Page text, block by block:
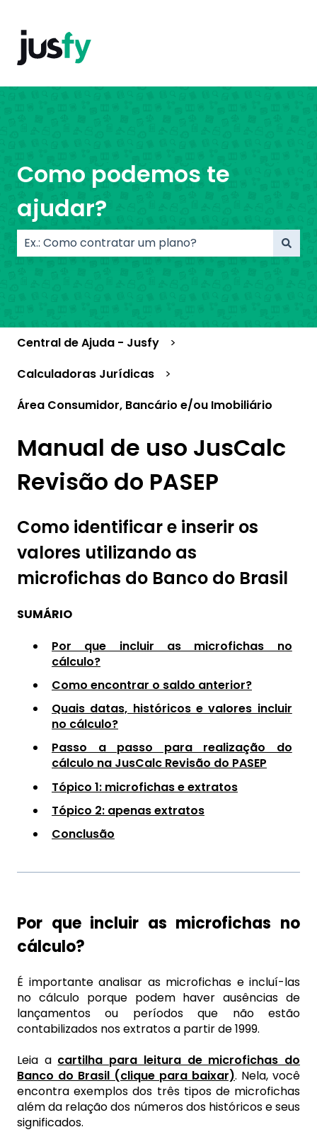
Como podemos te
ajudar?
Central de Ajuda - Jusfy
Calculadoras Jurídicas
Área Consumidor, Bancário e/ou Imobiliário
Manual de uso JusCalc
Revisão do PASEP
Como identificar e inserir os
valores utilizando as
microfichas do Banco do Brasil
SUMÁRIO
Por que incluir as microfichas no
cálculo?
Como encontrar o saldo anterior?
Quais datas, históricos e valores incluir
no cálculo?
Passo a passo para realização do
cálculo na JusCalc Revisão do PASEP
Tópico 1: microfichas e extratos
Tópico 2: apenas extratos
Conclusão
Por que incluir as microfichas no
cálculo?
É importante analisar as microfichas e incluí-las
no cálculo porque podem haver ausências de
lançamentos ou períodos que não estão
contabilizados nos extratos a partir de 1999.
Leia a cartilha para leitura de microfichas do
Banco do Brasil (clique para baixar). Nela, você
encontra exemplos dos três tipos de microfichas
além da relação dos números dos históricos e seus
significados.